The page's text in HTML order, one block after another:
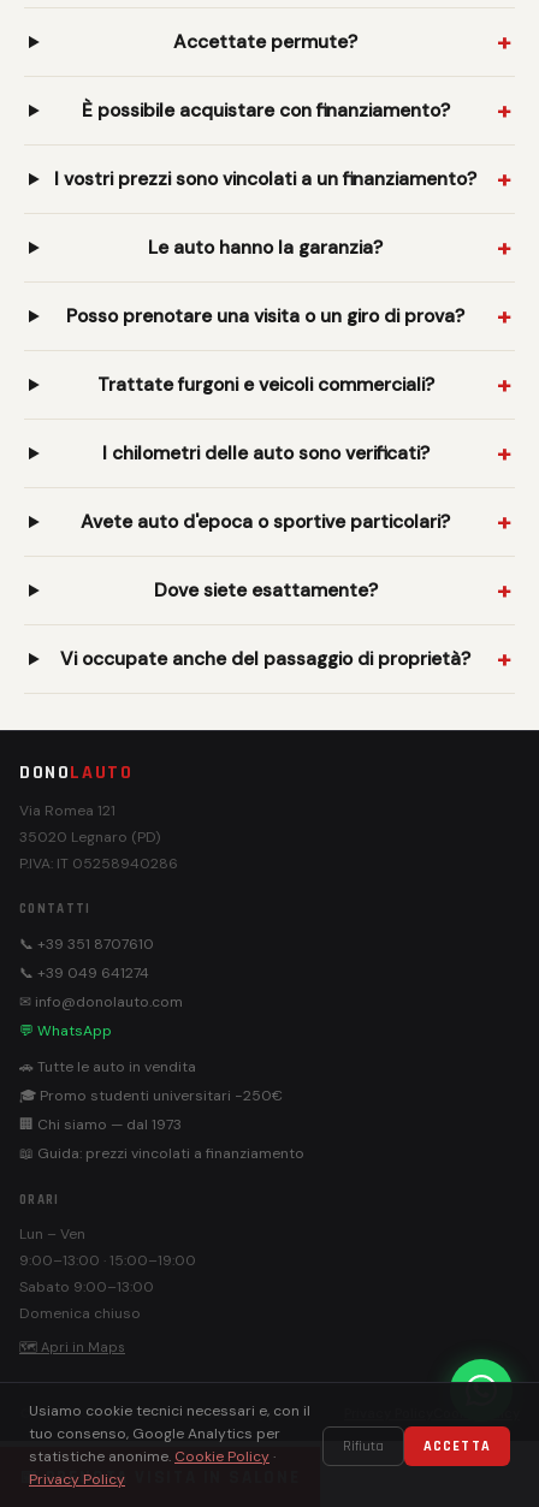
Usiamo cookie tecnici necessari e, con il
tuo consenso, Google Analytics per
statistiche anonime. Cookie Policy·
Privacy Policy
Rifiuta ACCETTA
Accettate permute?
È possibile acquistare con finanziamento?
I vostri prezzi sono vincolati a un finanziamento?
Le auto hanno la garanzia?
Posso prenotare una visita o un giro di prova?
Trattate furgoni e veicoli commerciali?
I chilometri delle auto sono verificati?
Avete auto d'epoca o sportive particolari?
Dove siete esattamente?
Vi occupate anche del passaggio di proprietà?
DONOLAUTO
Via Romea 121
35020 Legnaro (PD)
P.IVA: IT 05258940286
CONTATTI
📞 +39 351 8707610
📞 +39 049 641274
✉ info@donolauto.com
💬 WhatsApp
🚗 Tutte le auto in vendita
🎓 Promo studenti universitari −250€
🏢 Chi siamo — dal 1973
📖 Guida: prezzi vincolati a finanziamento
ORARI
Lun – Ven
9:00–13:00 · 15:00–19:00
Sabato 9:00–13:00
Domenica chiuso
🗺 Apri in Maps
©Donolauto S.r.l. · PEC: donolautosrl@pec.it
📅 PRENOTA VISITA IN SALONE